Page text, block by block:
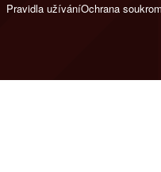
Pravidla užíváníOchrana